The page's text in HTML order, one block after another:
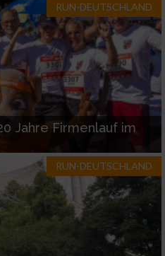
RUN-DEUTSCHLAND
Jahre Firmenlauf im
RUN-DEUTSCHLAND